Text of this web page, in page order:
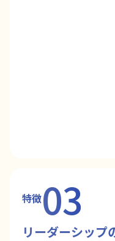
特徴03
リーダーシップ